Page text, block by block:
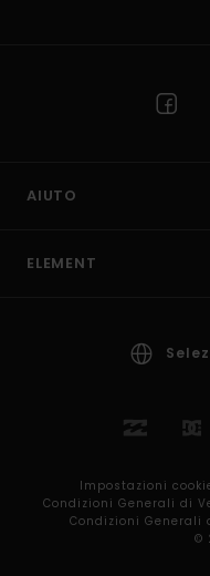
AIUTO
ELEMENT
Impostazioni
Condizioni Generali di
Condizioni Generali
©